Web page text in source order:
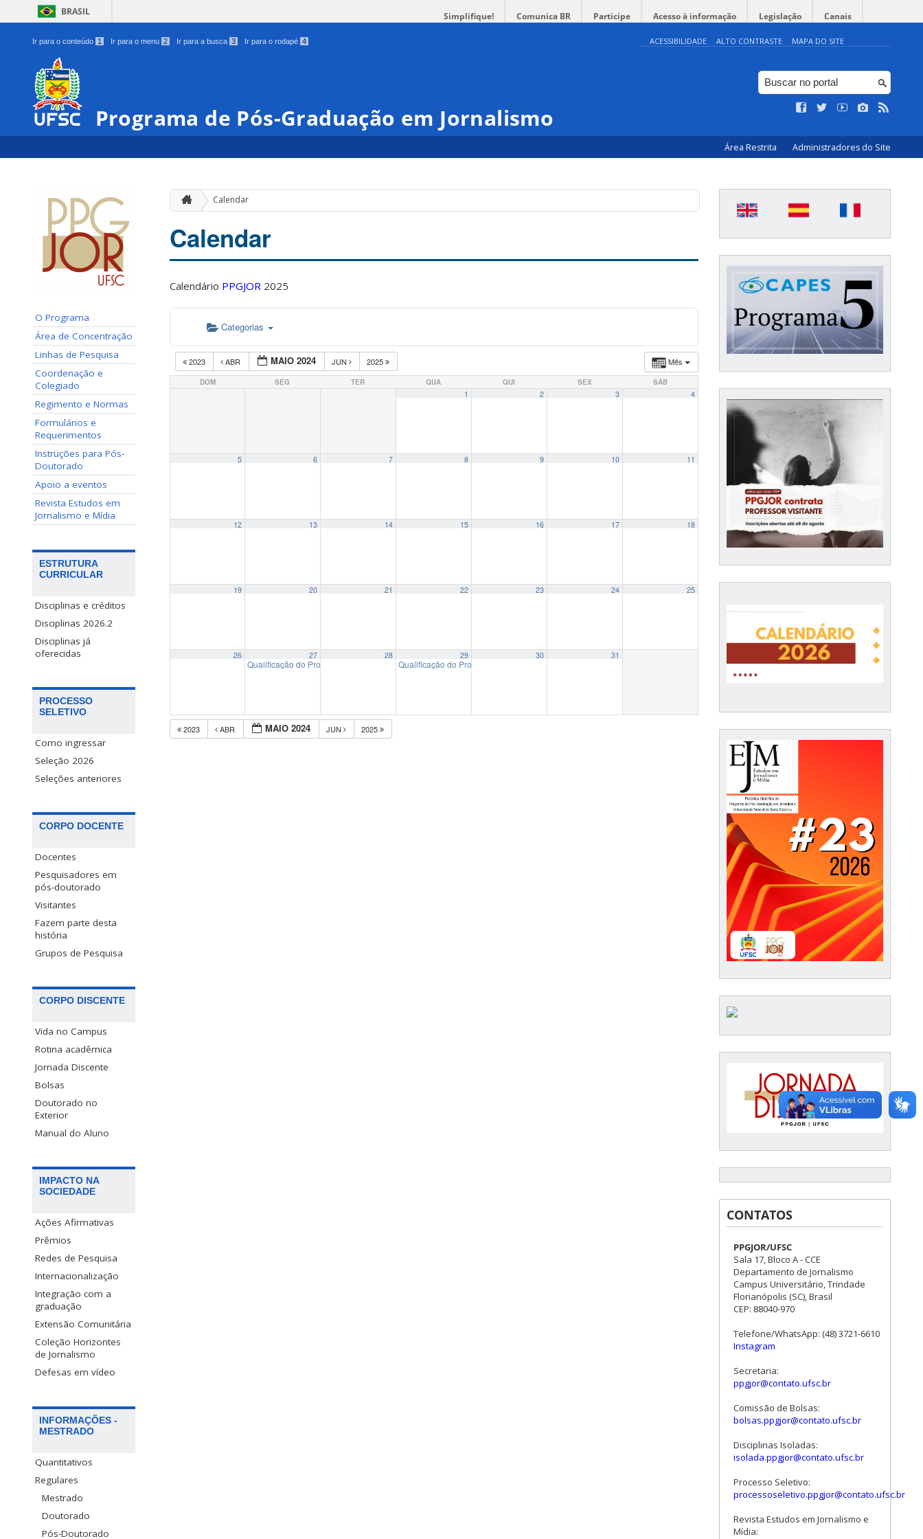
BRASIL Simplifique! Comunica BR Participe Acesso à informação Legislação Canais
Ir para o conteúdo 1 Ir para o menu 2 Ir para a busca 3 Ir para o rodapé 4 ACESSIBILIDADE ALTO CONTRASTE MAPA DO SITE
Programa de Pós-Graduação em Jornalismo
Área Restrita Administradores do Site
O Programa
Área de Concentração
Linhas de Pesquisa
Coordenação e
Colegiado
Regimento e Normas
Formulários e
Requerimentos
Instruções para Pós-
Doutorado
Apoio a eventos
Revista Estudos em
Jornalismo e Mídia
ESTRUTURA
CURRICULAR
Disciplinas e créditos
Disciplinas 2026.2
Disciplinas já
oferecidas
PROCESSO
SELETIVO
Como ingressar
Seleção 2026
Seleções anteriores
CORPO DOCENTE
Docentes
Pesquisadores em
pós-doutorado
Visitantes
Fazem parte desta
história
Grupos de Pesquisa
CORPO DISCENTE
Vida no Campus
Rotina acadêmica
Jornada Discente
Bolsas
Doutorado no
Exterior
Manual do Aluno
IMPACTO NA
SOCIEDADE
Ações Afirmativas
Prêmios
Redes de Pesquisa
Internacionalização
Integração com a
graduação
Extensão Comunitária
Coleção Horizontes
de Jornalismo
Defesas em vídeo
INFORMAÇÕES -
MESTRADO
Quantitativos
Regulares
Mestrado
Doutorado
Pós-Doutorado
Calendar
Calendar
Calendário PPGJOR 2025
Categorias
Mês
2023 ABR MAIO 2024 JUN 2025
DOM SEG TER QUA QUI SEX SÁB
1 2 3 4
5 6 7 8 9 10 11
12 13 14 15 16 17 18
19 20 21 22 23 24 25
26 27
Qualificação do Projeto de Dissertação: “Narrativas sobre o Jornalismo no Cinema: análise dos filmes “Quase Famosos” (2000) e “Spotlight – Segredos Revelados” (2015) “
28 29
Qualificação do Projeto de Dissertação de Mestrado: “Quilombolas de Alcântara versus Brasil: Comunicação, direitos humanos e conflitos
30 31
2023 ABR MAIO 2024 JUN 2025
CONTATOS
PPGJOR/UFSC
Sala 17, Bloco A - CCE
Departamento de Jornalismo
Campus Universitário, Trindade
Florianópolis (SC), Brasil
CEP: 88040-970
Telefone/WhatsApp: (48) 3721-6610
Instagram
Secretaria:
ppgjor@contato.ufsc.br
Comissão de Bolsas:
bolsas.ppgjor@contato.ufsc.br
Disciplinas Isoladas:
isolada.ppgjor@contato.ufsc.br
Processo Seletivo:
processoseletivo.ppgjor@contato.ufsc.br
Revista Estudos em Jornalismo e
Mídia: